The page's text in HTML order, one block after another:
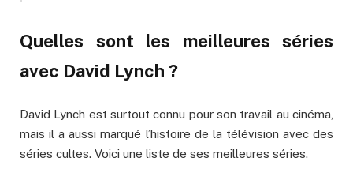
Quelles sont les meilleures séries
avec David Lynch ?
David Lynch est surtout connu pour son travail au cinéma,
mais il a aussi marqué l’histoire de la télévision avec des
séries cultes. Voici une liste de ses meilleures séries.